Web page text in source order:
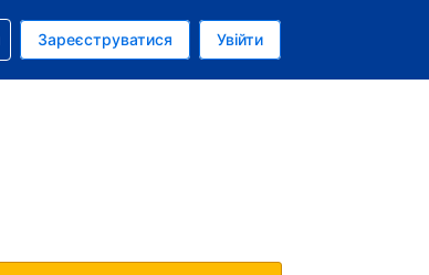
Зареєструватися Увійти